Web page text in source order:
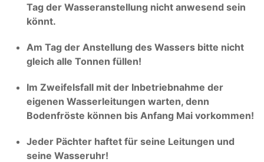
Tag der Wasseranstellung nicht anwesend sein
könnt.
Am Tag der Anstellung des Wassers bitte nicht
gleich alle Tonnen füllen!
Im Zweifelsfall mit der Inbetriebnahme der
eigenen Wasserleitungen warten, denn
Bodenfröste können bis Anfang Mai vorkommen!
Jeder Pächter haftet für seine Leitungen und
seine Wasseruhr!